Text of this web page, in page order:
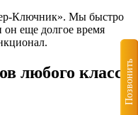
Ключник». Мы быстро
еще долгое время
любого классаПозвонить